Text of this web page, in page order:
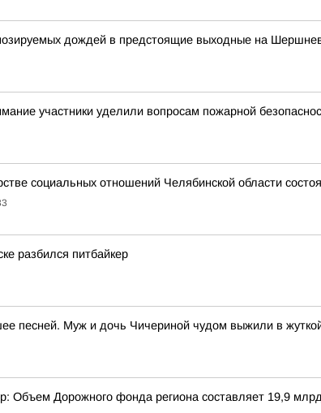
дождей в предстоящие выходные на
участники уделили вопросам пожарной
социальных отношений Челябинской области
разбился питбайкер
песней. Муж и дочь Чичериной чудом выжили в
Объем Дорожного фонда региона составляет 19,9